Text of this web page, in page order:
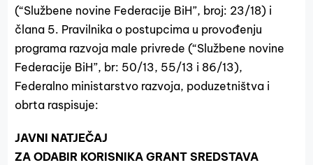
(“Službene novine Federacije BiH”, broj: 23/18) i
člana 5. Pravilnika o postupcima u provođenju
programa razvoja male privrede (“Službene novine
Federacije BiH”, br: 50/13, 55/13 i 86/13),
Federalno ministarstvo razvoja, poduzetništva i
obrta raspisuje:
JAVNI NATJEČAJ
ZA ODABIR KORISNIKA GRANT SREDSTAVA